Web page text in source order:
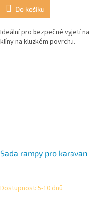
Do košíku
Ideální pro bezpečné vyjetí na
klíny na kluzkém povrchu.
Sada rampy pro karavan
Dostupnost: 5-10 dnů